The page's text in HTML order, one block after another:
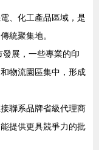
、化工產品區域，是
統聚集地。
發展，一些專業的印
物流園區集中，形成
聯系品牌省級代理商
提供更具競爭力的批